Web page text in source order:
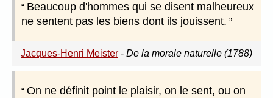
Beaucoup d'hommes qui se disent malheureux
ne sentent pas les biens dont ils jouissent.
Jacques-Henri Meister - De la morale naturelle (1788)
On ne définit point le plaisir, on le sent, ou on